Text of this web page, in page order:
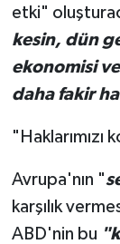
etki"
kesin, dün
ekonomisi
daha fakir
"Haklarımızı
Avrupa'nın "
karşılık
ABD'nin bu